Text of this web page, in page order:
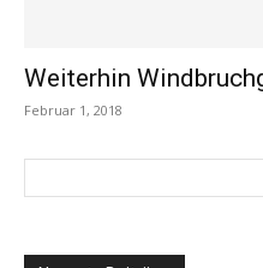
Weiterhin
Februar 1, 2018